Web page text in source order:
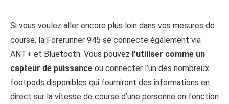
Si vous voulez aller encore plus loin dans vos mesures de
course, la Forerunner 945 se connecte également via
ANT+ et Bluetooth. Vous pouvez l’utiliser comme un
capteur de puissance ou connecter l’un des nombreux
footpods disponibles qui fourniront des informations en
direct sur la vitesse de course d’une personne en fonction